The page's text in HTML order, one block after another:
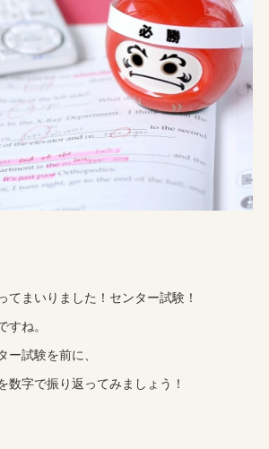
てまいりました！センター試験！
ね。
試験を前に、
数字で振り返ってみましょう！